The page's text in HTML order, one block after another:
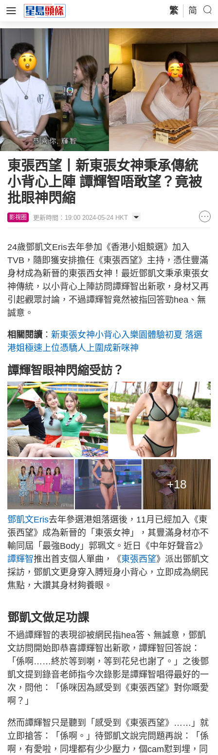
繁 简
東張西望丨新東張女神秉承傳統
小背心上陣 譚輝智唔敢望？竟被
批眼神閃縮
影視圈 更新時間：19:00 2024-05-24 HKT
24歲鄧凱文Eris去年參加《香港小姐競選》加入
TVB，隨即獲安排擔任《東張西望》主持，憑住豐滿
身材成為新晉的東張西女神！最近鄧凱文秉承東張女
神傳統，以小背心上陣訪問譚輝智出新歌，身材又再
引起觀眾討論，不過譚輝智竟然被指回答勁hea、無
誠意。
相關閱讀 ： 新東張女神小背心入樂園體驗初夏 落選
港姐極速上位憑驕人上圍成新咪神
譚輝智眼神閃縮受訪？
+18
鄧凱文Eris去年參選港姐落選後，11月已經加入《東
張西望》成為新晉的「東張女神」，其豐滿身材亦不
輸同屆「最強Body」郭珮文。近日《中年好聲音2》
譚輝智推出首支個人單曲，《東張西望》派出鄧凱文
採訪，鄧凱文更身穿入膊短身小背心，立即成為網民
焦點，大讚其身材夠養眼。
鄧凱文做足功課
不過譚輝智的表現卻被網民指hea答、無誠意，鄧凱
文訪問開始即恭喜譚輝智出新歌，譚輝智回答說：
「係啊……終於等到喇，等到花兒也謝了。」之後鄧
凱文提到錄音老師指今次錄影是譚輝智唱得最好的一
次，問他：「係咪因為感受到《東張西望》對你嘅愛
啊？」
然而譚輝智只是聽到「感受到《東張西望》……」就
立即搶答：「係啊。」待鄧凱文說完問題再說：「係
啊，有愛啦，同埋都有少少壓力，個cam懟到埋，同